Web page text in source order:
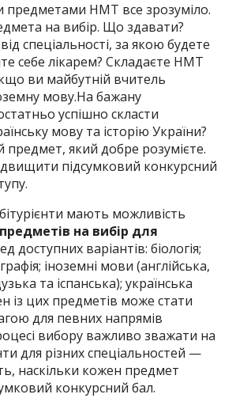
предметами НМТ все зрозуміло.
на вибір. Що здавати?
спеціальності, за якою будете
себе лікарем? Складаєте НМТ
ви майбутній вчитель
мову.На бажану
успішно скласти
мову та історію України?
предмет, який добре розумієте.
підсумковий конкурсний
мають можливість
на вибір для
доступних варіантів: біологія;
іноземні мови (англійська,
та іспанська); українська
із цих предметів може стати
для певних напрямів
вибору важливо зважати на
для різних спеціальностей —
наскільки кожен предмет
конкурсний бал.